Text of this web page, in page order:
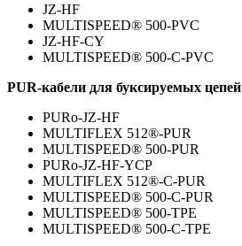
JZ-HF
MULTISPEED® 500-PVC
JZ-HF-CY
MULTISPEED® 500-C-PVC
PUR-кабели для буксируемых цепей
PURo-JZ-HF
MULTIFLEX 512®-PUR
MULTISPEED® 500-PUR
PURo-JZ-HF-YCP
MULTIFLEX 512®-C-PUR
MULTISPEED® 500-C-PUR
MULTISPEED® 500-TPE
MULTISPEED® 500-C-TPE